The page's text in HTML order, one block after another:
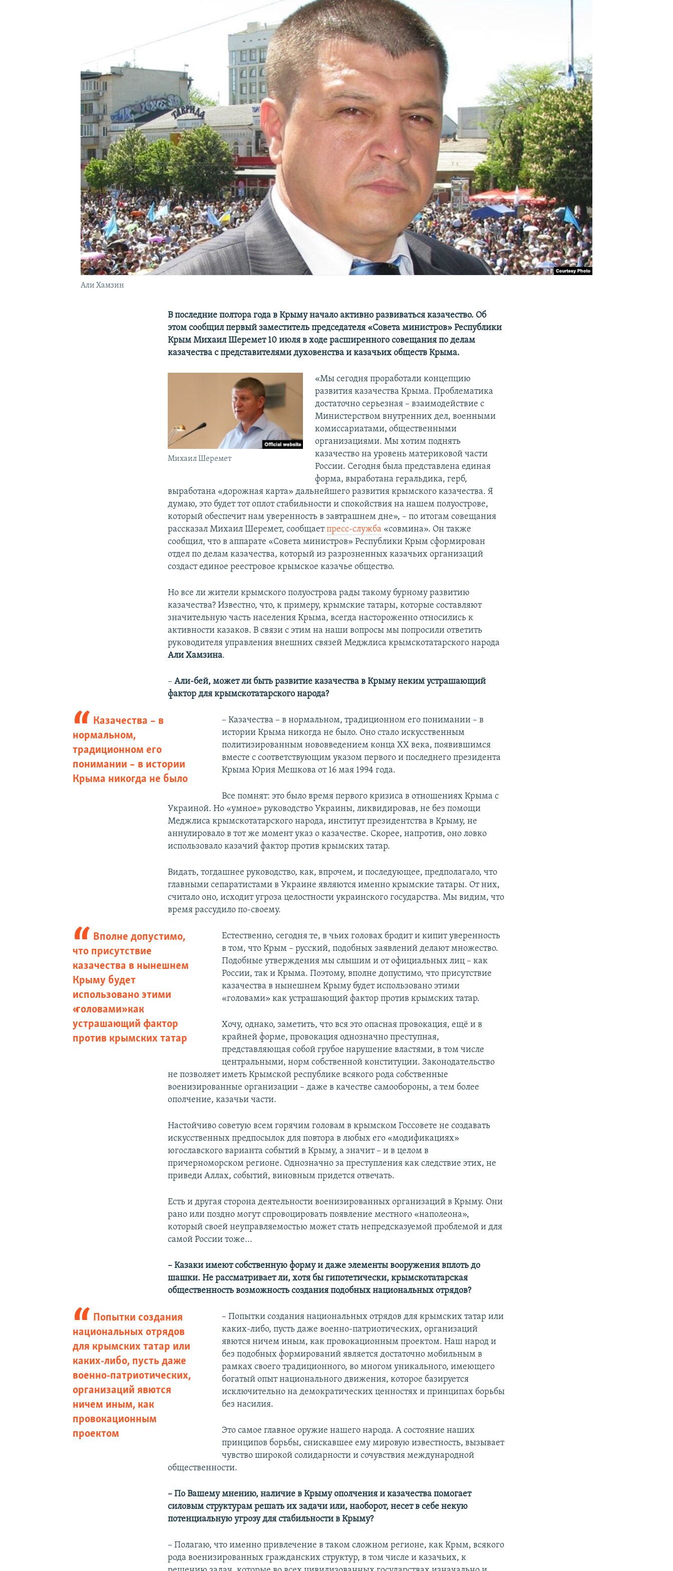
Али Хамзин
В последние полтора года в Крыму начало активно развиваться казачество. Об
этом сообщил первый заместитель председателя «Совета министров» Республики
Крым Михаил Шеремет 10 июля в ходе расширенного совещания по делам
казачества с представителями духовенства и казачьих обществ Крыма.
Михаил Шеремет
«Мы сегодня проработали концепцию
развития казачества Крыма. Проблематика
достаточно серьезная – взаимодействие с
Министерством внутренних дел, военными
комиссариатами, общественными
организациями. Мы хотим поднять
казачество на уровень материковой части
России. Сегодня была представлена единая
форма, выработана геральдика, герб,
выработана «дорожная карта» дальнейшего развития крымского казачества. Я
думаю, это будет тот оплот стабильности и спокойствия на нашем полуострове,
который обеспечит нам уверенность в завтрашнем дне», – по итогам совещания
рассказал Михаил Шеремет, сообщаетпресс-служба «совмина». Он также
сообщил, что в аппарате «Совета министров» Республики Крым сформирован
отдел по делам казачества, который из разрозненных казачьих организаций
создаст единое реестровое крымское казачье общество.
Но все ли жители крымского полуострова рады такому бурному развитию
казачества? Известно, что, к примеру, крымские татары, которые составляют
значительную часть населения Крыма, всегда настороженно относились к
активности казаков. В связи с этим на наши вопросы мы попросили ответить
руководителя управления внешних связей Меджлиса крымскотатарского народа
Али Хамзина.
–Али-бей, может ли быть развитие казачества в Крыму неким устрашающий
фактор для крымскотатарского народа?
Казачества – в
нормальном,
традиционном его
понимании – в истории
Крыма никогда не было
– Казачества – в нормальном, традиционном его понимании – в
истории Крыма никогда не было. Оно стало искусственным
политизированным нововведением конца ХХ века, появившимся
вместе с соответствующим указом первого и последнего президента
Крыма Юрия Мешкова от 16 мая 1994 года.
Все помнят: это было время первого кризиса в отношениях Крыма с
Украиной. Но «умное» руководство Украины, ликвидировав, не без помощи
Меджлиса крымскотатарского народа, институт президентства в Крыму, не
аннулировало в тот же момент указ о казачестве. Скорее, напротив, оно ловко
использовало казачий фактор против крымских татар.
Видать, тогдашнее руководство, как, впрочем, и последующее, предполагало, что
главными сепаратистами в Украине являются именно крымские татары. От них,
считало оно, исходит угроза целостности украинского государства. Мы видим, что
время рассудило по-своему.
Вполне допустимо,
что присутствие
казачества в нынешнем
Крыму будет
использовано этими
«головами» как
устрашающий фактор
против крымских татар
Естественно, сегодня те, в чьих головах бродит и кипит уверенность
в том, что Крым – русский, подобных заявлений делают множество.
Подобные утверждения мы слышим и от официальных лиц – как
России, так и Крыма. Поэтому, вполне допустимо, что присутствие
казачества в нынешнем Крыму будет использовано этими
«головами» как устрашающий фактор против крымских татар.
Хочу, однако, заметить, что вся это опасная провокация, ещё и в
крайней форме, провокация однозначно преступная,
представляющая собой грубое нарушение властями, в том числе
центральными, норм собственной конституции. Законодательство
не позволяет иметь Крымской республике всякого рода собственные
военизированные организации – даже в качестве самообороны, а тем более
ополчение, казачьи части.
Настойчиво советую всем горячим головам в крымском Госсовете не создавать
искусственных предпосылок для повтора в любых его «модификациях»
югославского варианта событий в Крыму, а значит – и в целом в
причерноморском регионе. Однозначно за преступления как следствие этих, не
приведи Аллах, событий, виновным придется отвечать.
Есть и другая сторона деятельности военизированных организаций в Крыму. Они
рано или поздно могут спровоцировать появление местного «наполеона»,
который своей неуправляемостью может стать непредсказуемой проблемой и для
самой России тоже...
– Казаки имеют собственную форму и даже элементы вооружения вплоть до
шашки. Не рассматривает ли, хотя бы гипотетически, крымскотатарская
общественность возможность создания подобных национальных отрядов?
Попытки создания
национальных отрядов
для крымских татар или
каких-либо, пусть даже
военно-патриотических,
организаций явются
ничем иным, как
провокационным
проектом
– Попытки создания национальных отрядов для крымских татар или
каких-либо, пусть даже военно-патриотических, организаций
явются ничем иным, как провокационным проектом. Наш народ и
без подобных формирований является достаточно мобильным в
рамках своего традиционного, во многом уникального, имеющего
богатый опыт национального движения, которое базируется
исключительно на демократических ценностях и принципах борьбы
без насилия.
Это самое главное оружие нашего народа. А состояние наших
принципов борьбы, снискавшее ему мировую известность, вызывает
чувство широкой солидарности и сочувствия международной
общественности.
– По Вашему мнению, наличие в Крыму ополчения и казачества помогает
силовым структурам решать их задачи или, наоборот, несет в себе некую
потенциальную угрозу для стабильности в Крыму?
– Полагаю, что именно привлечение в таком сложном регионе, как Крым, всякого
рода военизированных гражданских структур, в том числе и казачьих, к